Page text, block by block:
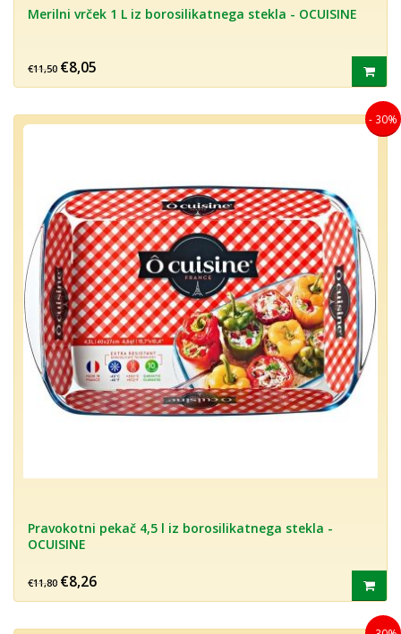
Merilni vrček 1 L iz borosilikatnega stekla - OCUISINE
€11,50 €8,05
- 30%
Pravokotni pekač 4,5 l iz borosilikatnega stekla -
OCUISINE
€11,80 €8,26